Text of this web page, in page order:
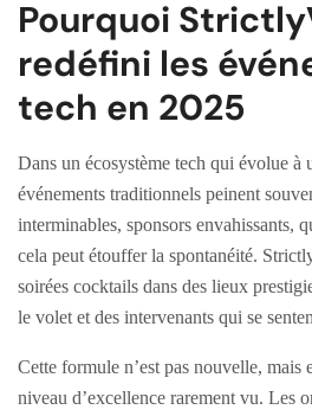
Pourquoi
redéfini les
tech en 2025
Dans un écosystème tech qui évolue à
événements traditionnels peinent
interminables, sponsors envahissants,
cela peut étouffer la spontanéité.
soirées cocktails dans des lieux
le volet et des intervenants qui se
Cette formule n’est pas nouvelle, mais
niveau d’excellence rarement vu. Les